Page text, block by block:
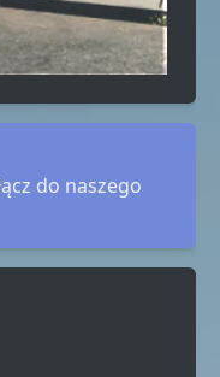
do naszego